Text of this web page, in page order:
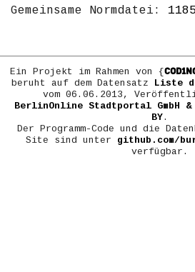
Gemeinsame Normdatei:
Ein Projekt im Rahmen von {
beruht auf dem Datensatz
Liste
vom 06.06.2013,
BerlinOnline Stadtportal GmbH &
BY.
Der Programm-Code und die
Site sind unter github.com/
verfügbar.